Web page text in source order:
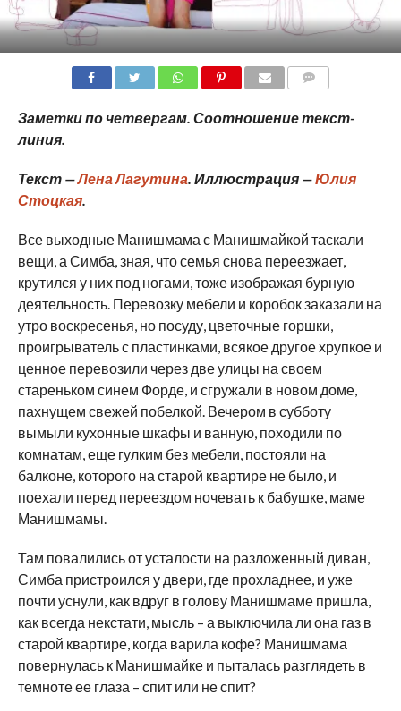
Заметки по четвергам. Соотношение текст-
линия.
Текст —Лена Лагутина. Иллюстрация —Юлия
Стоцкая.
Все выходные Манишмама с Манишмайкой таскали
вещи, а Симба, зная, что семья снова переезжает,
крутился у них под ногами, тоже изображая бурную
деятельность. Перевозку мебели и коробок заказали на
утро воскресенья, но посуду, цветочные горшки,
проигрыватель с пластинками, всякое другое хрупкое и
ценное перевозили через две улицы на своем
стареньком синем Форде, и сгружали в новом доме,
пахнущем свежей побелкой. Вечером в субботу
вымыли кухонные шкафы и ванную, походили по
комнатам, еще гулким без мебели, постояли на
балконе, которого на старой квартире не было, и
поехали перед переездом ночевать к бабушке, маме
Манишмамы.
Там повалились от усталости на разложенный диван,
Симба пристроился у двери, где прохладнее, и уже
почти уснули, как вдруг в голову Манишмаме пришла,
как всегда некстати, мысль – а выключила ли она газ в
старой квартире, когда варила кофе? Манишмама
повернулась к Манишмайке и пыталась разглядеть в
темноте ее глаза – спит или не спит?